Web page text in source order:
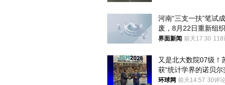
河南“三支一扶”笔试
废，8月22日重新组
界面新闻 前天17:30 118
又是北大数院07级！
获“统计学界的诺贝尔
环球网 前天14:57 30评论